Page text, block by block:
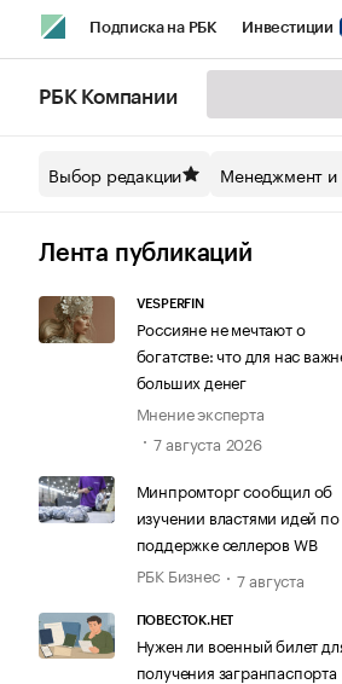
Подписка на РБК Инвестиции
Спецпроекты СПб
Технологии и медиа
РБК Компании
Выбор редакции Менеджмент и
Лента публикаций
VESPERFIN
Россияне не мечтают о
богатстве: что для нас
больших денег
Мнение эксперта
7 августа 2026
Минпромторг сообщил об
изучении властями идей по
поддержке селлеров WB
РБК Бизнес
7 августа
ПОВЕСТОК.НЕТ
Нужен ли военный билет
получения загранпаспорта